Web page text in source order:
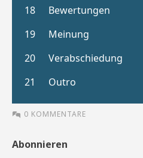
0 KOMMENTARE
Abonnieren